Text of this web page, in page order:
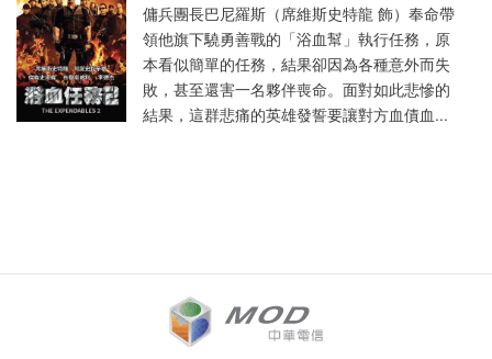
傭兵團長巴尼羅斯（席維斯史特龍 飾）奉命帶
領他旗下驍勇善戰的「浴血幫」執行任務，原
本看似簡單的任務，結果卻因為各種意外而失
敗，甚至還害一名夥伴喪命。面對如此悲慘的
結果，這群悲痛的英雄發誓要讓對方血債血...